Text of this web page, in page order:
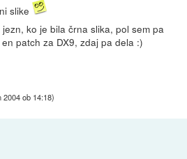
slike
ko je bila črna slika, pol sem pa
patch za DX9, zdaj pa dela :)
2004 ob 14:18)